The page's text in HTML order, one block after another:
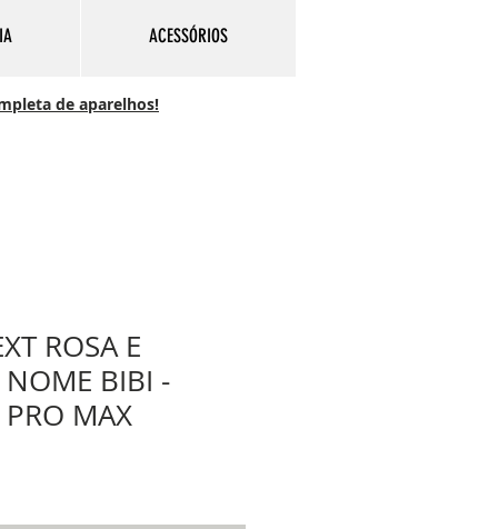
ACESSÓRIOS
de aparelhos!
ROSA E
BIBI -
MAX